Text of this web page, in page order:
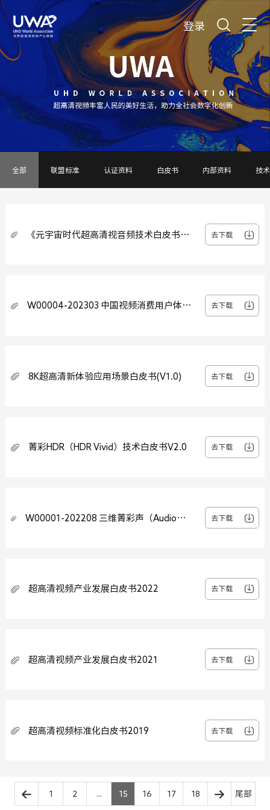
登录
全部 联盟标准 认证资料 白皮书 内部资料 技
《元宇宙时代超高清视音频技术白皮书》
去下载
W00004-202303 中国视频消费用户体验
去下载
8K超高清新体验应用场景白皮书(V1.0) 去下载
菁彩HDR（HDR Vivid）技术白皮书V2.0 去下载
W00001-202208 三维菁彩声（Audio
去下载
超高清视频产业发展白皮书2022 去下载
超高清视频产业发展白皮书2021 去下载
超高清视频标准化白皮书2019 去下载
1 2 ... 15 16 17 18 尾部